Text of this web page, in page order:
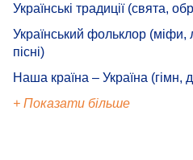
Українські традиції (свята,
Український фольклор (міфи,
пісні)
Наша країна – Україна (гімн,
+ Показати більше